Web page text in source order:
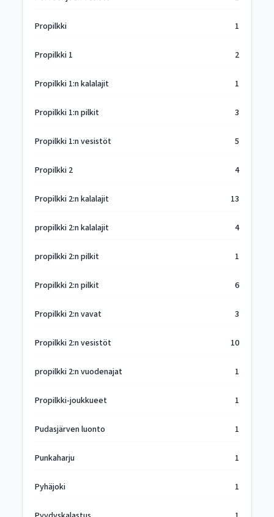
Propilkki 1
Propilkki 1 2
Propilkki 1:n kalalajit 1
Propilkki 1:n pilkit 3
Propilkki 1:n vesistöt 5
Propilkki 2 4
Propilkki 2:n kalalajit 13
propilkki 2:n kalalajit 4
propilkki 2:n pilkit 1
Propilkki 2:n pilkit 6
Propilkki 2:n vavat 3
Propilkki 2:n vesistöt 10
propilkki 2:n vuodenajat 1
Propilkki-joukkueet 1
Pudasjärven luonto 1
Punkaharju 1
Pyhäjoki 1